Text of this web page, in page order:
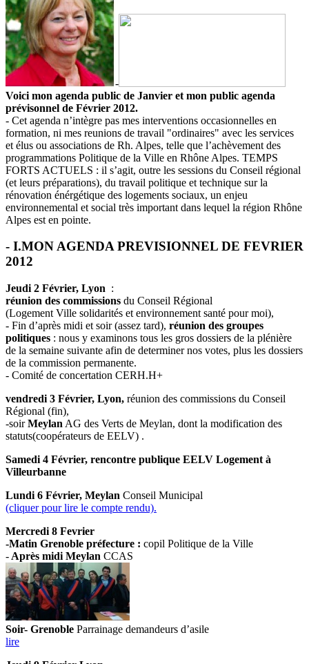
-
Voici mon agenda public de Janvier et mon public agenda
prévisonnel de Février 2012.
- Cet agenda n’intègre pas mes interventions occasionnelles en
formation, ni mes reunions de travail "ordinaires" avec les services
et élus ou associations de Rh. Alpes, telle que l’achèvement des
programmations Politique de la Ville en Rhône Alpes. TEMPS
FORTS ACTUELS : il s’agit, outre les sessions du Conseil régional
(et leurs préparations), du travail politique et technique sur la
rénovation énérgétique des logements sociaux, un enjeu
environnemental et social très important dans lequel la région Rhône
Alpes est en pointe.
- I.MON AGENDA PREVISIONNEL DE FEVRIER
2012
Jeudi 2 Février, Lyon :
réunion des commissions du Conseil Régional
(Logement Ville solidarités et environnement santé pour moi),
- Fin d’après midi et soir (assez tard), réunion des groupes
politiques : nous y examinons tous les gros dossiers de la plénière
de la semaine suivante afin de determiner nos votes, plus les dossiers
de la commission permanente.
- Comité de concertation CERH.H+
vendredi 3 Février, Lyon, réunion des commissions du Conseil
Régional (fin),
-soirMeylan AG des Verts de Meylan, dont la modification des
statuts(coopérateurs de EELV) .
Samedi 4 Février, rencontre publique EELV Logement à
Villeurbanne
Lundi 6 Février, Meylan Conseil Municipal
(cliquer pour lire le compte rendu).
Mercredi 8 Fevrier
-Matin Grenoble préfecture : copil Politique de la Ville
- Après midi Meylan CCAS
Soir- Grenoble Parrainage demandeurs d’asile
lire